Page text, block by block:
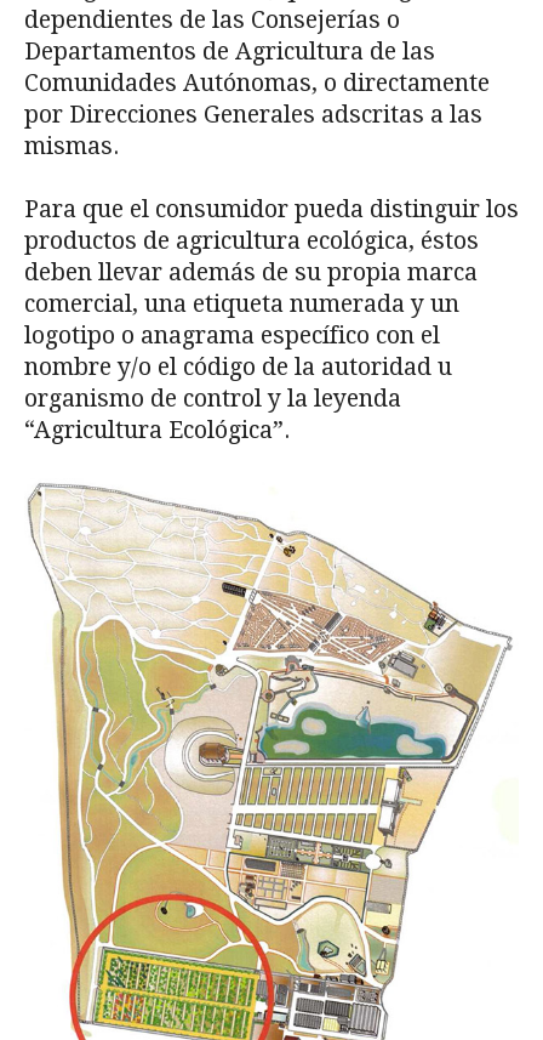
dependientes de las Consejerías o
Departamentos de Agricultura de las
Comunidades Autónomas, o directamente
por Direcciones Generales adscritas a las
mismas.
Para que el consumidor pueda distinguir los
productos de agricultura ecológica, éstos
deben llevar además de su propia marca
comercial, una etiqueta numerada y un
logotipo o anagrama específico con el
nombre y/o el código de la autoridad u
organismo de control y la leyenda
“Agricultura Ecológica”.